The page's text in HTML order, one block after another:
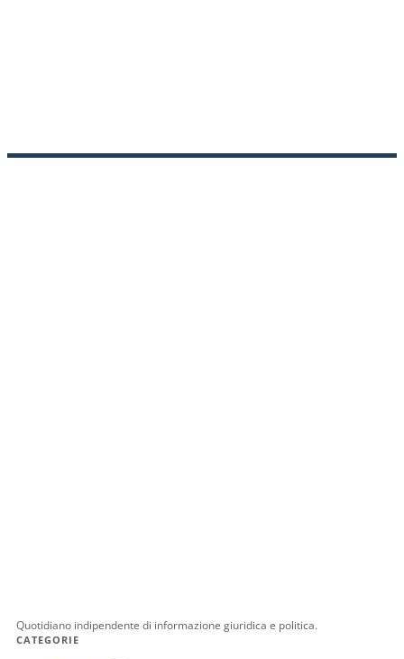
Quotidiano indipendente di informazione giuridica e politica.
CATEGORIE